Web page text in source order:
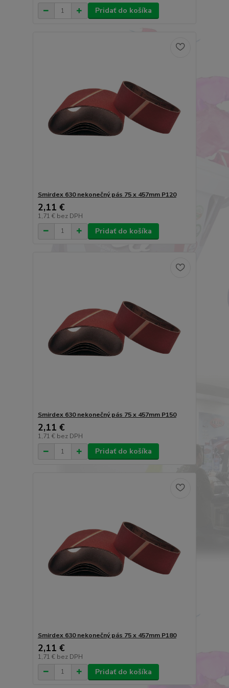
Pridať do košíka
Smirdex 630 nekonečný pás 75 x 457mm P120
2,11 €
1,71 € bez DPH
Pridať do košíka
Smirdex 630 nekonečný pás 75 x 457mm P150
2,11 €
1,71 € bez DPH
Pridať do košíka
Smirdex 630 nekonečný pás 75 x 457mm P180
2,11 €
1,71 € bez DPH
Pridať do košíka